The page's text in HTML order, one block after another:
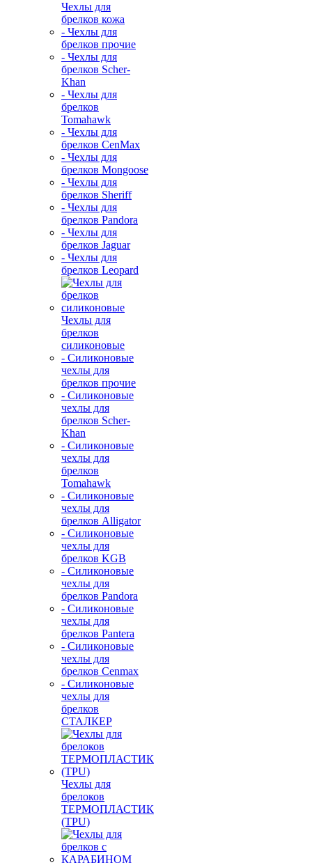
Чехлы для
брелков кожа
- Чехлы для
брелков прочие
- Чехлы для
брелков Scher-
Khan
- Чехлы для
брелков
Tomahawk
- Чехлы для
брелков CenMax
- Чехлы для
брелков Mongoose
- Чехлы для
брелков Sheriff
- Чехлы для
брелков Pandora
- Чехлы для
брелков Jaguar
- Чехлы для
брелков Leopard
Чехлы для
брелков
силиконовые
- Силиконовые
чехлы для
брелков прочие
- Силиконовые
чехлы для
брелков Scher-
Khan
- Силиконовые
чехлы для
брелков
Tomahawk
- Силиконовые
чехлы для
брелков Alligator
- Силиконовые
чехлы для
брелков KGB
- Силиконовые
чехлы для
брелков Pandora
- Силиконовые
чехлы для
брелков Pantera
- Силиконовые
чехлы для
брелков Cenmax
- Силиконовые
чехлы для
брелков
СТАЛКЕР
Чехлы для
брелоков
ТЕРМОПЛАСТИК
(TPU)